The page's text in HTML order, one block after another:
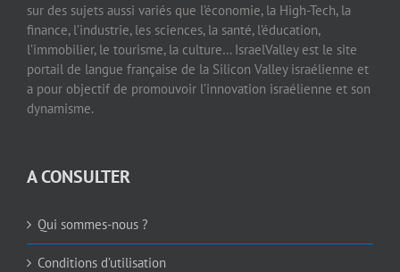
sur des sujets aussi variés que l’économie, la High-Tech, la
finance, l’industrie, les sciences, la santé, l’éducation,
l’immobilier, le tourisme, la culture… IsraelValley est le site
portail de langue française de la Silicon Valley israélienne et
a pour objectif de promouvoir l’innovation israélienne et son
dynamisme.
A CONSULTER
Qui sommes-nous ?
Conditions d’utilisation